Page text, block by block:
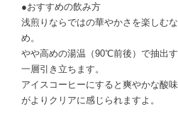
●おすすめの飲み方
浅煎りならではの華やかさを楽しむ
め。
やや高めの湯温（90℃前後）で抽出
一層引き立ちます。
アイスコーヒーにすると爽やかな酸
がよりクリアに感じられますよ。